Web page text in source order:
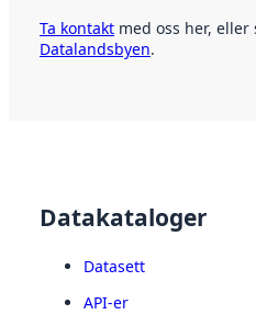
Ta kontakt med oss her,
Datalandsbyen.
Datakataloger
Datasett
API-er